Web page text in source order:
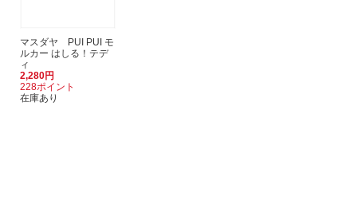
マスダヤ PUI PUI モ
ルカー はしる！テデ
ィ
2,280円
228ポイント
在庫あり